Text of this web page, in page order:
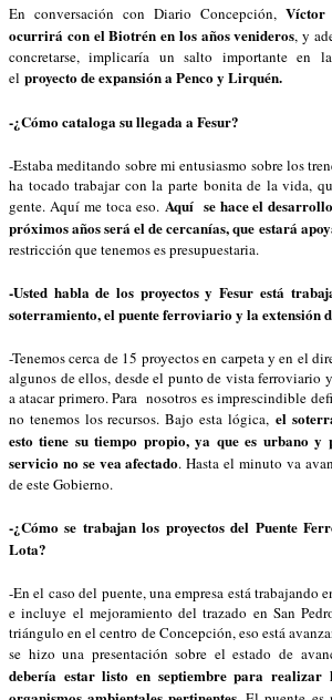
En conversación con Diario Concepción, Víctor
ocurrirá con el Biotrén en los años venideros, y
concretarse, implicaría un salto importante en
el proyecto de expansión a Penco y Lirquén.
-¿Cómo cataloga su llegada a Fesur?
-Estaba meditando sobre mi entusiasmo sobre los
ha tocado trabajar con la parte bonita de la vida,
gente. Aquí me toca eso. Aquí se hace el
próximos años será el de cercanías, que estará
restricción que tenemos es presupuestaria.
-Usted habla de los proyectos y Fesur está
soterramiento, el puente ferroviario y la extensión
-Tenemos cerca de 15 proyectos en carpeta y en el
algunos de ellos, desde el punto de vista ferroviario
a atacar primero. Para nosotros es imprescindible
no tenemos los recursos. Bajo esta lógica, el
esto tiene su tiempo propio, ya que es urbano y
servicio no se vea afectado. Hasta el minuto va
de este Gobierno.
-¿Cómo se trabajan los proyectos del Puente
Lota?
-En el caso del puente, una empresa está trabajando
e incluye el mejoramiento del trazado en San
triángulo en el centro de Concepción, eso está
se hizo una presentación sobre el estado de
debería estar listo en septiembre para realizar